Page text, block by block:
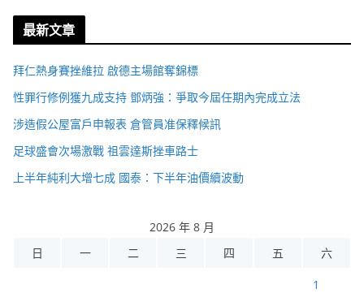
最新文章
拜仁熱身賽挫維拉 啟德主場館奪錦標
性罪行修例獲九成支持 鄧炳強：爭取今屆任期內完成立法
涉造假公屋富戶申報表 倉管員准保釋候訊
足球盛會次場激戰 祖雲達斯挫車路士
上半年純利大增七成 國泰：下半年油價續波動
2026 年 8 月
日
一 二 三 四 五 六
1